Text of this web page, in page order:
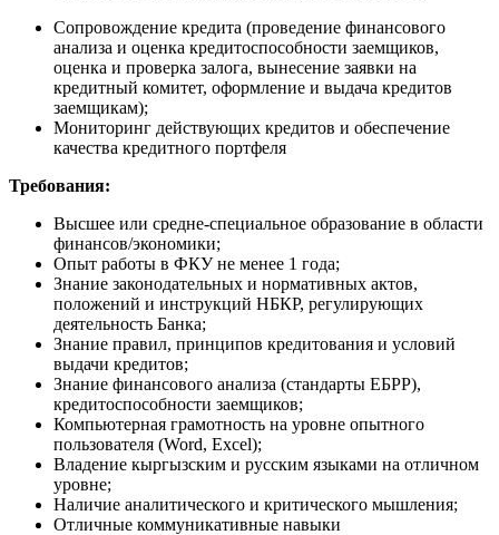
Сопровождение кредита (проведение финансового
анализа и оценка кредитоспособности заемщиков,
оценка и проверка залога, вынесение заявки на
кредитный комитет, оформление и выдача кредитов
заемщикам);
Мониторинг действующих кредитов и обеспечение
качества кредитного портфеля
Требования:
Высшее или средне-специальное образование в области
финансов/экономики;
Опыт работы в ФКУ не менее 1 года;
Знание законодательных и нормативных актов,
положений и инструкций НБКР, регулирующих
деятельность Банка;
Знание правил, принципов кредитования и условий
выдачи кредитов;
Знание финансового анализа (стандарты ЕБРР),
кредитоспособности заемщиков;
Компьютерная грамотность на уровне опытного
пользователя (Word, Excel);
Владение кыргызским и русским языками на отличном
уровне;
Наличие аналитического и критического мышления;
Отличные коммуникативные навыки